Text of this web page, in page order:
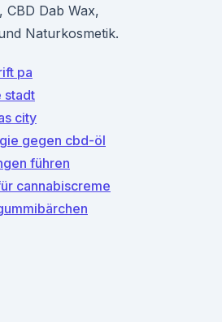
CBD Dab Wax,
Naturkosmetik.
pa
stadt
city
gegen cbd-öl
führen
cannabiscreme